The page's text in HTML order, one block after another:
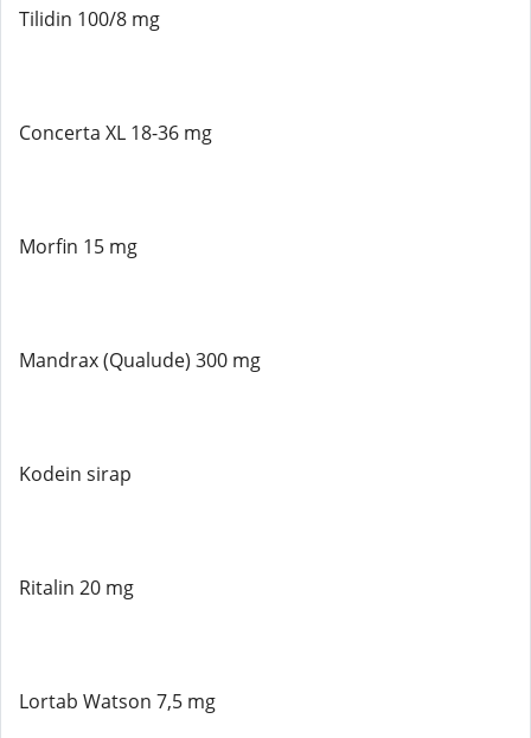
Tilidin 100/8 mg
Concerta XL 18-36 mg
Morfin 15 mg
Mandrax (Qualude) 300 mg
Kodein sirap
Ritalin 20 mg
Lortab Watson 7,5 mg